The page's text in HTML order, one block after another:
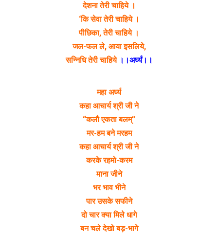
देशना तेरी चाहिये ।
‘कि सेवा तेरी चाहिये ।
पीछिका, तेरी चाहिये ।
जल-फल ले, आया इसलिये,
सन्निधि तेरी चाहिये ।।अर्घ्यं।।
महा अर्घ्य
कहा आचार्य श्री जी ने
“कलौ एकता बलम्”
मर-हम बने मरहम
कहा आचार्य श्री जी ने
करके रहमो-करम
माना जीने
भर भाव भीने
पार उसके सफीने
दो चार क्या मिले धागे
बन चले देखो बड़-भागे